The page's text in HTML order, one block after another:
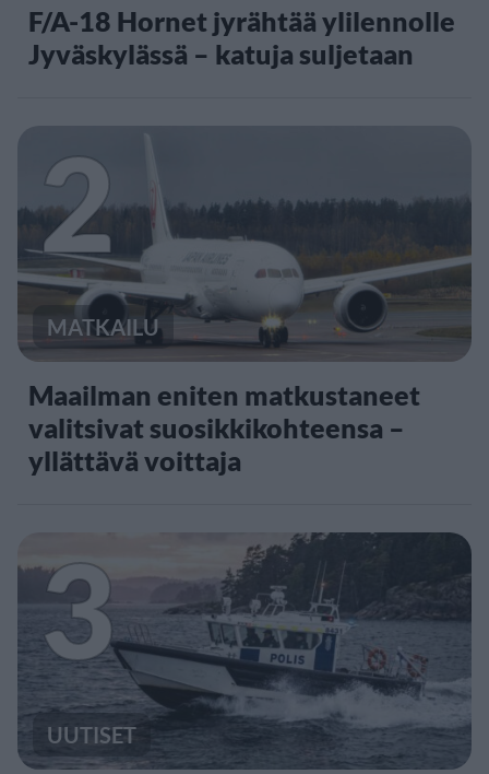
F/A-18 Hornet jyrähtää ylilennolle
Jyväskylässä – katuja suljetaan
2
MATKAILU
Maailman eniten matkustaneet
valitsivat suosikkikohteensa –
yllättävä voittaja
3
UUTISET